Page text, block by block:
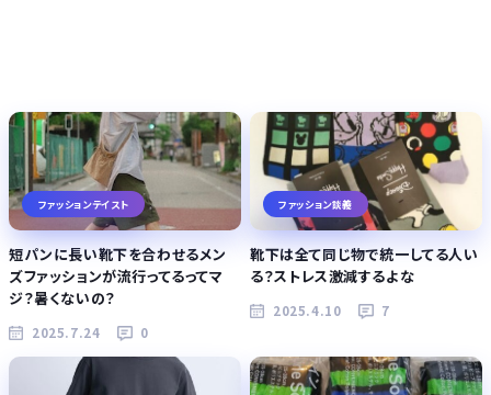
ファッションテイスト
短パンに長い靴下を合わせるメン
ズファッションが流行ってるってマ
ジ？暑くないの？
2025.7.24 0
ファッション談義
靴下は全て同じ物で統一してる人い
る？ストレス激減するよな
2025.4.10 7